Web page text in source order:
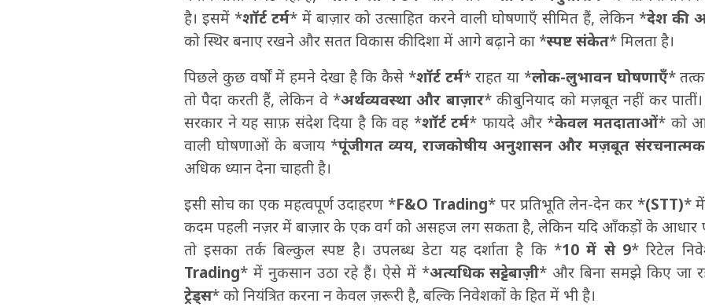
है। इसमें *शॉर्ट टर्म* में बाज़ार को उत्साहित करने वाली घोषणाएँ सीमित हैं, लेकिन *देश की
को स्थिर बनाए रखने और सतत विकास की दिशा में आगे बढ़ाने का *स्पष्ट संकेत* मिलता है।
पिछले कुछ वर्षों में हमने देखा है कि कैसे *शॉर्ट टर्म* राहत या *लोक-लुभावन घोषणाएँ*
तो पैदा करती हैं, लेकिन वे *अर्थव्यवस्था और बाज़ार* की बुनियाद को मज़बूत नहीं कर
सरकार ने यह साफ़ संदेश दिया है कि वह *शॉर्ट टर्म* फायदे और *केवल मतदाताओं* को
वाली घोषणाओं के बजाय *पूंजीगत व्यय, राजकोषीय अनुशासन और मज़बूत संरचनात्मक
अधिक ध्यान देना चाहती है।
इसी सोच का एक महत्वपूर्ण उदाहरण *F&O Trading* पर प्रतिभूति लेन-देन कर *(STT)* में
कदम पहली नज़र में बाज़ार के एक वर्ग को असहज लग सकता है, लेकिन यदि आँकड़ों के आधार
तो इसका तर्क बिल्कुल स्पष्ट है। उपलब्ध डेटा यह दर्शाता है कि *10 में से 9* रिटेल
Trading* में नुकसान उठा रहे हैं। ऐसे में *अत्यधिक सट्टेबाज़ी* और बिना समझे किए जा
ट्रेड्स* को नियंत्रित करना न केवल ज़रूरी है, बल्कि निवेशकों के हित में भी है।